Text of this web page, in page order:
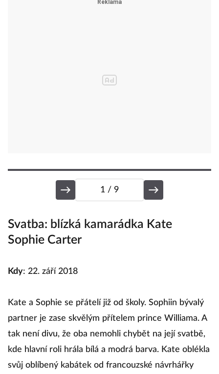
1 / 9
Svatba: blízká kamarádka Kate
Sophie Carter
Kdy: 22. září 2018
Kate a Sophie se přátelí již od školy. Sophiin bývalý
partner je zase skvělým přítelem prince Williama. A
tak není divu, že oba nemohli chybět na její svatbě,
kde hlavní roli hrála bílá a modrá barva. Kate oblékla
svůj oblíbený kabátek od francouzské návrhářky